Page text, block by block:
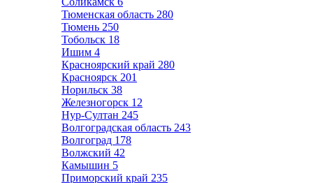
Тюменская область 280
Тюмень 250
Тобольск 18
Ишим 4
Красноярский край 280
Красноярск 201
Норильск 38
Железногорск 12
Нур-Султан 245
Волгоградская область 243
Волгоград 178
Волжский 42
Камышин 5
Приморский край 235